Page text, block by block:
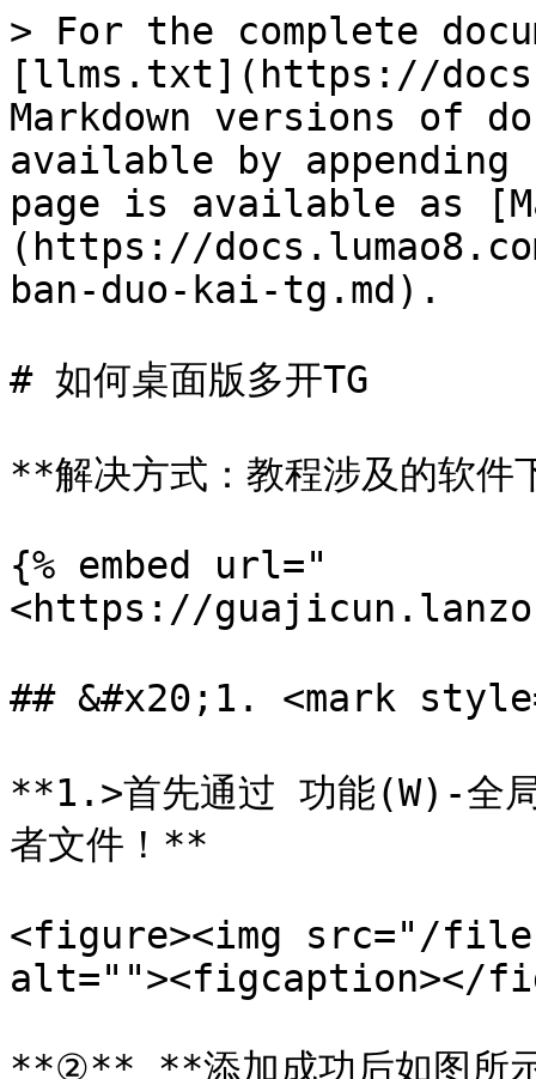
> For the complete
[llms.txt](https://
Markdown versions of
available by
page is available as
(https://
ban-duo-kai-tg.md).
# 如何桌面版多开TG
**解决方式：教程涉及的软件
{% embed url="
<https://
## &#x20;1. <mark
**1.>首先通过 功能(W)-全
者文件！**
<figure><img src="/files/
alt=""><figcaption></
**②** **添加成功后如图所